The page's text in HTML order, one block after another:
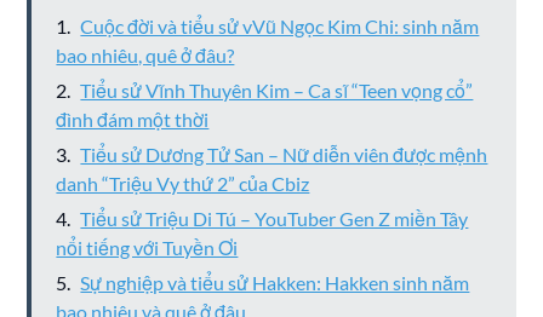
Cuộc đời và tiểu sử vVũ Ngọc Kim Chi: sinh năm
bao nhiêu, quê ở đâu?
Tiểu sử Vĩnh Thuyên Kim – Ca sĩ “Teen vọng cổ”
đình đám một thời
Tiểu sử Dương Tử San – Nữ diễn viên được mệnh
danh “Triệu Vy thứ 2” của Cbiz
Tiểu sử Triệu Di Tú – YouTuber Gen Z miền Tây
nổi tiếng với Tuyền Ơi
Sự nghiệp và tiểu sử Hakken: Hakken sinh năm
bao nhiêu và quê ở đâu